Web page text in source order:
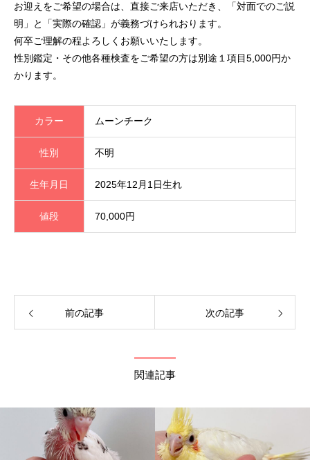
お迎えをご希望の場合は、直接ご来店いただき、「対面でのご説
明」と「実際の確認」が義務づけられおります。
何卒ご理解の程よろしくお願いいたします。
性別鑑定・その他各種検査をご希望の方は別途１項目5,000円か
かります。
カラー ムーンチーク
性別 不明
生年月日 2025年12月1日生れ
値段 70,000円
前の記事 次の記事
関連記事